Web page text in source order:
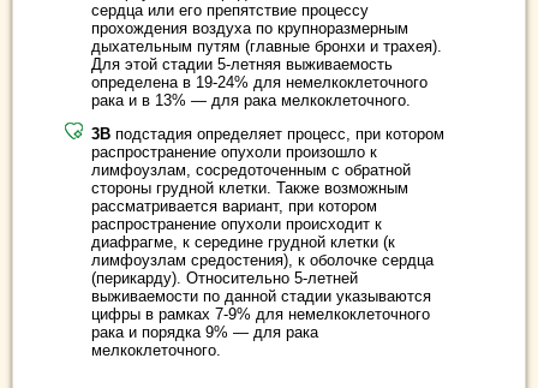
сердца или его препятствие процессу
прохождения воздуха по крупноразмерным
дыхательным путям (главные бронхи и трахея).
Для этой стадии 5-летняя выживаемость
определена в 19-24% для немелкоклеточного
рака и в 13% — для рака мелкоклеточного.
3В подстадия определяет процесс, при котором
распространение опухоли произошло к
лимфоузлам, сосредоточенным с обратной
стороны грудной клетки. Также возможным
рассматривается вариант, при котором
распространение опухоли происходит к
диафрагме, к середине грудной клетки (к
лимфоузлам средостения), к оболочке сердца
(перикарду). Относительно 5-летней
выживаемости по данной стадии указываются
цифры в рамках 7-9% для немелкоклеточного
рака и порядка 9% — для рака
мелкоклеточного.